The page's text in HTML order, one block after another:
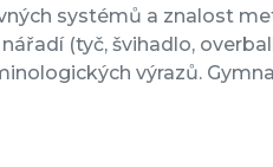
systémů a znalost
(tyč, švihadlo,
výrazů.